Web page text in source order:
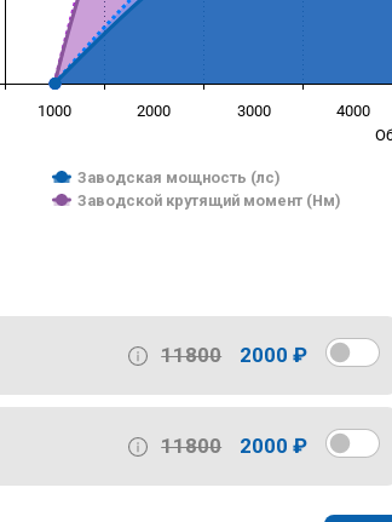
Заводская мощность (лс)
Заводской крутящий момент (Нм)
1000 2000 3000 4000
11800 2000 ₽
11800 2000 ₽